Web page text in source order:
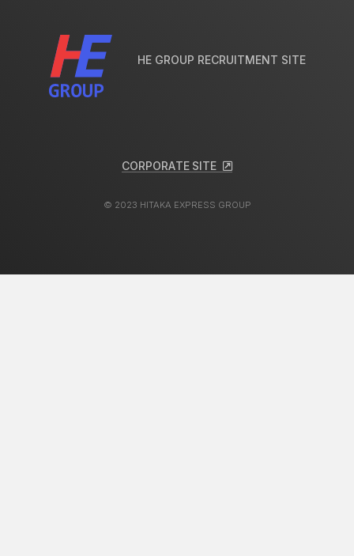
HE GROUP RECRUITMENT SITE
CORPORATE SITE
CORPORATESITE
© 2023 HITAKA EXPRESS GROUP